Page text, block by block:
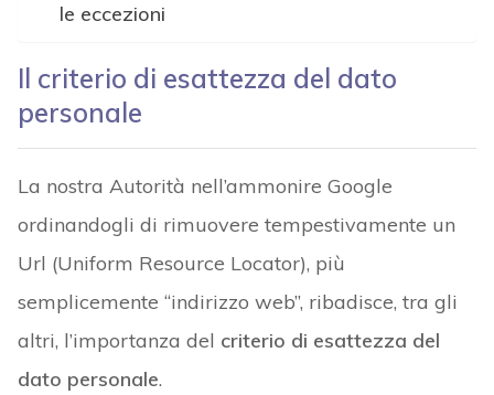
le eccezioni
Il criterio di esattezza del dato
personale
La nostra Autorità nell’ammonire Google
ordinandogli di rimuovere tempestivamente un
Url (Uniform Resource Locator), più
semplicemente “indirizzo web”, ribadisce, tra gli
altri, l’importanza del criterio di esattezza del
dato personale.